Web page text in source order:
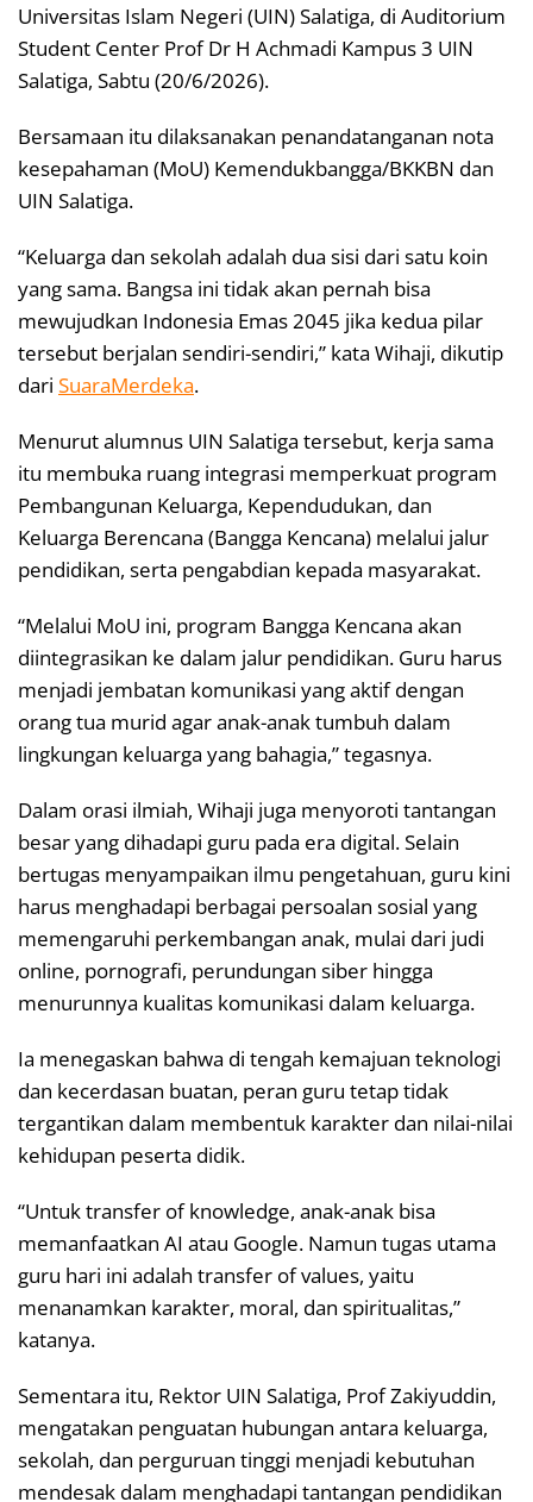
Universitas Islam Negeri (UIN) Salatiga, di Auditorium
Student Center Prof Dr H Achmadi Kampus 3 UIN
Salatiga, Sabtu (20/6/2026).
Bersamaan itu dilaksanakan penandatanganan nota
kesepahaman (MoU) Kemendukbangga/BKKBN dan
UIN Salatiga.
“Keluarga dan sekolah adalah dua sisi dari satu koin
yang sama. Bangsa ini tidak akan pernah bisa
mewujudkan Indonesia Emas 2045 jika kedua pilar
tersebut berjalan sendiri-sendiri,” kata Wihaji, dikutip
dari SuaraMerdeka.
Menurut alumnus UIN Salatiga tersebut, kerja sama
itu membuka ruang integrasi memperkuat program
Pembangunan Keluarga, Kependudukan, dan
Keluarga Berencana (Bangga Kencana) melalui jalur
pendidikan, serta pengabdian kepada masyarakat.
“Melalui MoU ini, program Bangga Kencana akan
diintegrasikan ke dalam jalur pendidikan. Guru harus
menjadi jembatan komunikasi yang aktif dengan
orang tua murid agar anak-anak tumbuh dalam
lingkungan keluarga yang bahagia,” tegasnya.
Dalam orasi ilmiah, Wihaji juga menyoroti tantangan
besar yang dihadapi guru pada era digital. Selain
bertugas menyampaikan ilmu pengetahuan, guru kini
harus menghadapi berbagai persoalan sosial yang
memengaruhi perkembangan anak, mulai dari judi
online, pornografi, perundungan siber hingga
menurunnya kualitas komunikasi dalam keluarga.
Ia menegaskan bahwa di tengah kemajuan teknologi
dan kecerdasan buatan, peran guru tetap tidak
tergantikan dalam membentuk karakter dan nilai-nilai
kehidupan peserta didik.
“Untuk transfer of knowledge, anak-anak bisa
memanfaatkan AI atau Google. Namun tugas utama
guru hari ini adalah transfer of values, yaitu
menanamkan karakter, moral, dan spiritualitas,”
katanya.
Sementara itu, Rektor UIN Salatiga, Prof Zakiyuddin,
mengatakan penguatan hubungan antara keluarga,
sekolah, dan perguruan tinggi menjadi kebutuhan
mendesak dalam menghadapi tantangan pendidikan